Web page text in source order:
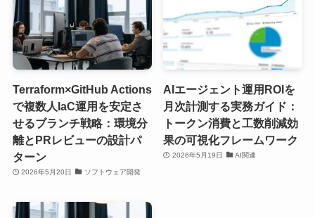
Terraform×GitHub Actions
で複数人IaC運用を安定さ
せるブランチ戦略：環境分
離とPRレビューの設計パ
ターン
2026年5月20日 ソフトウェア開発
AIエージェント運用ROIを
月次計測する実務ガイド：
トークン消費と工数削減効
果の可視化フレームワーク
2026年5月19日 AI関連